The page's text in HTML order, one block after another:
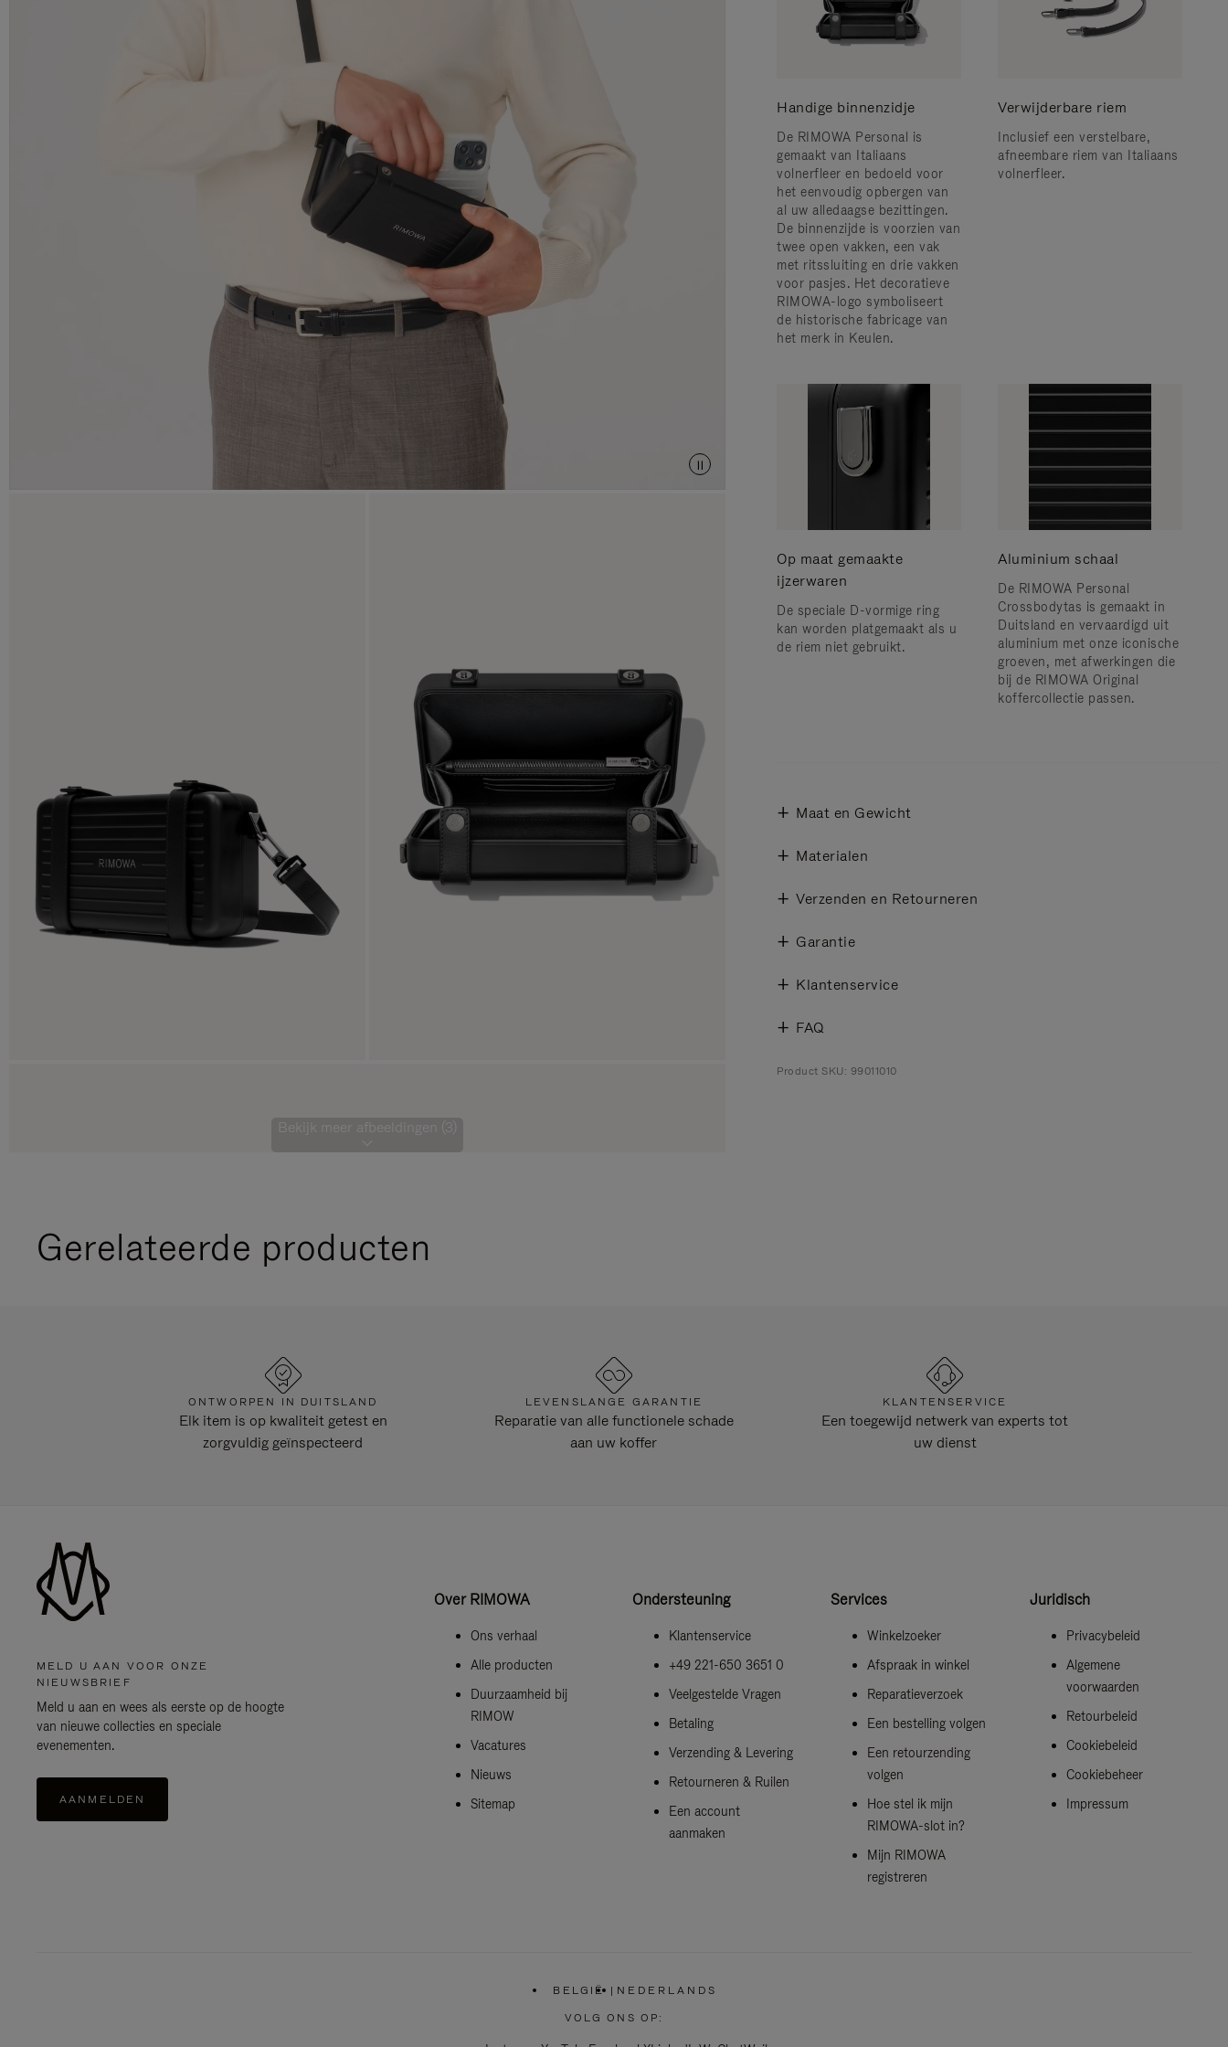
Bekijk meer afbeeldingen (3)
Handige binnenzidje
De RIMOWA Personal is
gemaakt van Italiaans
volnerfleer en bedoeld voor
het eenvoudig opbergen van
al uw alledaagse bezittingen.
De binnenzijde is voorzien van
twee open vakken, een vak
met ritssluiting en drie vakken
voor pasjes. Het decoratieve
RIMOWA-logo symboliseert
de historische fabricage van
het merk in Keulen.
Verwijderbare riem
Inclusief een verstelbare,
afneembare riem van Italiaans
volnerfleer.
Op maat gemaakte
ijzerwaren
De speciale D-vormige ring
kan worden platgemaakt als u
de riem niet gebruikt.
Aluminium schaal
De RIMOWA Personal
Crossbodytas is gemaakt in
Duitsland en vervaardigd uit
aluminium met onze iconische
groeven, met afwerkingen die
bij de RIMOWA Original
koffercollectie passen.
Maat en Gewicht
Materialen
Verzenden en Retourneren
Garantie
Klantenservice
FAQ
Product SKU: 99011010
Gerelateerde producten
ONTWORPEN IN DUITSLAND
Elk item is op kwaliteit getest en
zorgvuldig geïnspecteerd
LEVENSLANGE GARANTIE
Reparatie van alle functionele schade
aan uw koffer
KLANTENSERVICE
Een toegewijd netwerk van experts tot
uw dienst
MELD U AAN VOOR ONZE
NIEUWSBRIEF
Meld u aan en wees als eerste op de hoogte
van nieuwe collecties en speciale
evenementen.
AANMELDEN
Over RIMOWA
Ons verhaal
Alle producten
Duurzaamheid bij
RIMOW
Vacatures
Nieuws
Sitemap
Ondersteuning
Klantenservice
+49 221-650 3651 0
Veelgestelde Vragen
Betaling
Verzending & Levering
Retourneren & Ruilen
Een account
aanmaken
Services
Winkelzoeker
Afspraak in winkel
Reparatieverzoek
Een bestelling volgen
Een retourzending
volgen
Hoe stel ik mijn
RIMOWA-slot in?
Mijn RIMOWA
registreren
Juridisch
Privacybeleid
Algemene
voorwaarden
Retourbeleid
Cookiebeleid
Cookiebeheer
Impressum
BELGIË
SELECTEER
UW
| NEDERLANDS
VOLG ONS OP: